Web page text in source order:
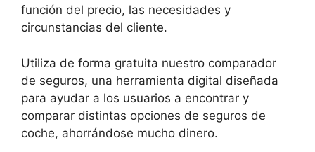
función del precio, las necesidades y
circunstancias del cliente.
Utiliza de forma gratuita nuestro comparador
de seguros, una herramienta digital diseñada
para ayudar a los usuarios a encontrar y
comparar distintas opciones de seguros de
coche, ahorrándose mucho dinero.